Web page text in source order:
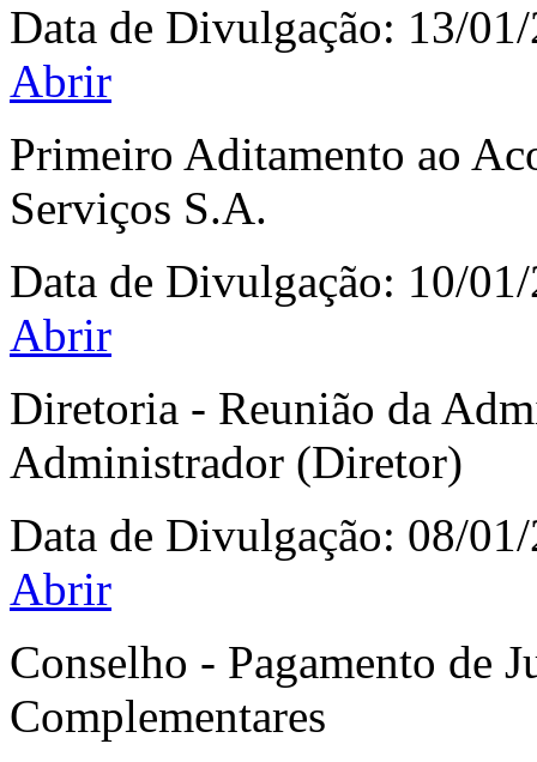
Data de Divulgação: 13/
Abrir
Primeiro Aditamento ao
Serviços S.A.
Data de Divulgação: 10/
Abrir
Diretoria - Reunião da
Administrador (Diretor)
Data de Divulgação: 08/
Abrir
Conselho - Pagamento de
Complementares